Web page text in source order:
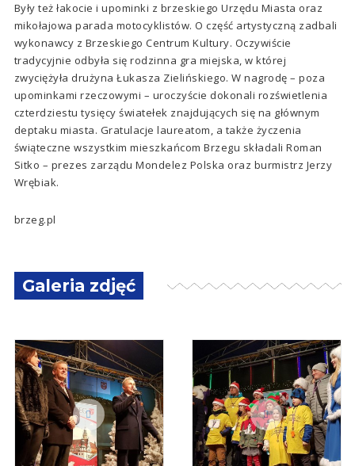
Były też łakocie i upominki z brzeskiego Urzędu Miasta oraz
mikołajowa parada motocyklistów. O część artystyczną zadbali
wykonawcy z Brzeskiego Centrum Kultury. Oczywiście
tradycyjnie odbyła się rodzinna gra miejska, w której
zwyciężyła drużyna Łukasza Zielińskiego. W nagrodę – poza
upominkami rzeczowymi – uroczyście dokonali rozświetlenia
czterdziestu tysięcy światełek znajdujących się na głównym
deptaku miasta. Gratulacje laureatom, a także życzenia
świąteczne wszystkim mieszkańcom Brzegu składali Roman
Sitko – prezes zarządu Mondelez Polska oraz burmistrz Jerzy
Wrębiak.
brzeg.pl
Galeria zdjęć